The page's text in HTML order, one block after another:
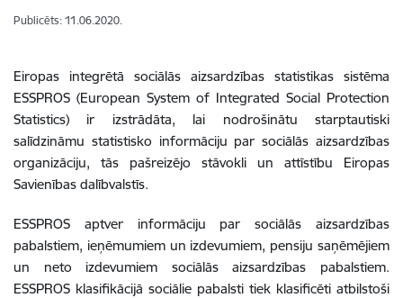
Publicēts: 11.06.2020.
Eiropas integrētā sociālās aizsardzības statistikas sistēma
ESSPROS (European System of Integrated Social Protection
Statistics) ir izstrādāta, lai nodrošinātu starptautiski
salīdzināmu statistisko informāciju par sociālās aizsardzības
organizāciju, tās pašreizējo stāvokli un attīstību Eiropas
Savienības dalībvalstīs.
ESSPROS aptver informāciju par sociālās aizsardzības
pabalstiem, ieņēmumiem un izdevumiem, pensiju saņēmējiem
un neto izdevumiem sociālās aizsardzības pabalstiem.
ESSPROS klasifikācijā sociālie pabalsti tiek klasificēti atbilstoši